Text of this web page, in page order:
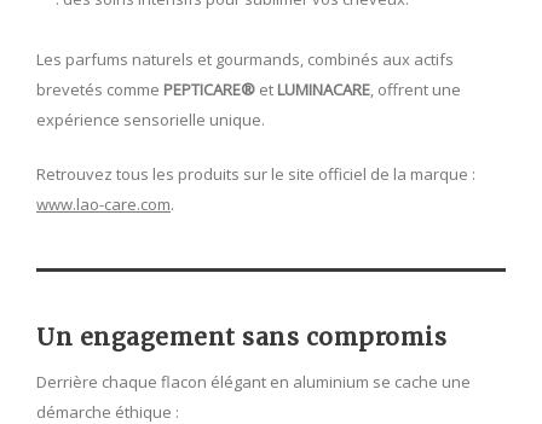
Les parfums naturels et gourmands, combinés aux actifs
brevetés comme PEPTICARE® et LUMINACARE, offrent une
expérience sensorielle unique.
Retrouvez tous les produits sur le site officiel de la marque :
www.lao-care.com.
Un engagement sans compromis
Derrière chaque flacon élégant en aluminium se cache une
démarche éthique :